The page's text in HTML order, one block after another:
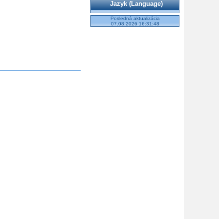
Jazyk (Language)
Posledná aktualizácia
07.08.2026 16:31:48